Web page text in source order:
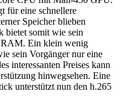
für eine schnellere
Speicher blieben
bietet somit wie sein
RAM. Ein klein wenig
sein Vorgänger nur eine
interessanten Preises kann
hinwegsehen. Eine
unterstützt nun den h.265